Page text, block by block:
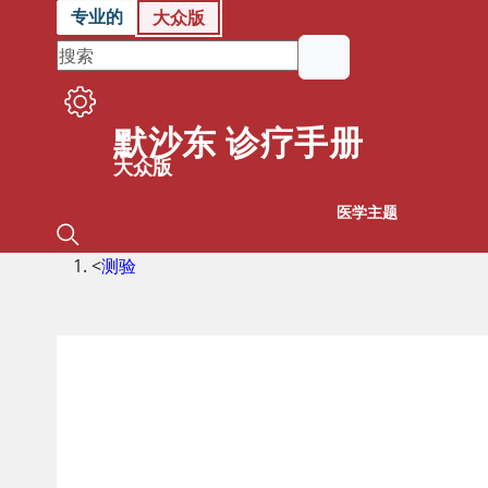
专业的 大众版
默沙东 诊疗手册
大众版
医学主题
<测验